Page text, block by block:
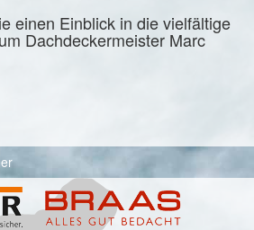
einen Einblick in die vielfältige
Dachdeckermeister Marc